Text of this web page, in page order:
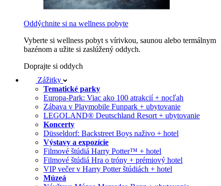
Oddýchnite si na wellness pobyte
Vyberte si wellness pobyt s vírivkou, saunou alebo termálnym
bazénom a užite si zaslúžený oddych.
Doprajte si oddych
Zážitky
Tematické parky
Europa-Park: Viac ako 100 atrakcií + nocľah
Zábava v Playmobile Funpark + ubytovanie
LEGOLAND® Deutschland Resort + ubytovanie
Koncerty
Düsseldorf: Backstreet Boys naživo + hotel
Výstavy a expozície
Filmové štúdiá Harry Potter™ + hotel
Filmové štúdiá Hra o tróny + prémiový hotel
VIP večer v Harry Potter štúdiách + hotel
Múzeá